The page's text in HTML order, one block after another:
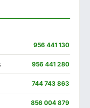
956 441 130
956 441 280
744 743 863
856 004 879